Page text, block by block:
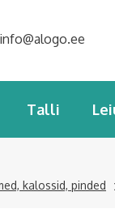
info@alogo.ee
Talli
kalossid, pinded